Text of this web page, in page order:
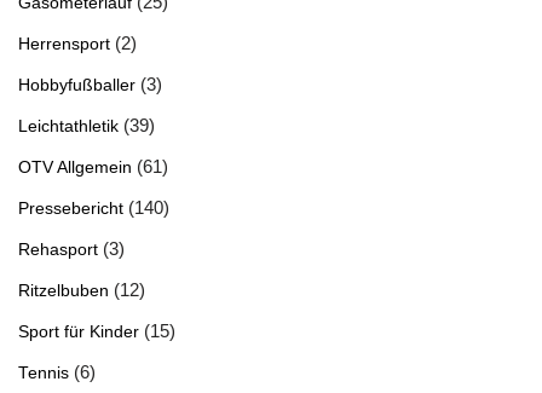
Herrensport (2)
Hobbyfußballer (3)
Leichtathletik (39)
OTV Allgemein (61)
Pressebericht (140)
Rehasport (3)
Ritzelbuben (12)
Sport für Kinder (15)
Tennis (6)